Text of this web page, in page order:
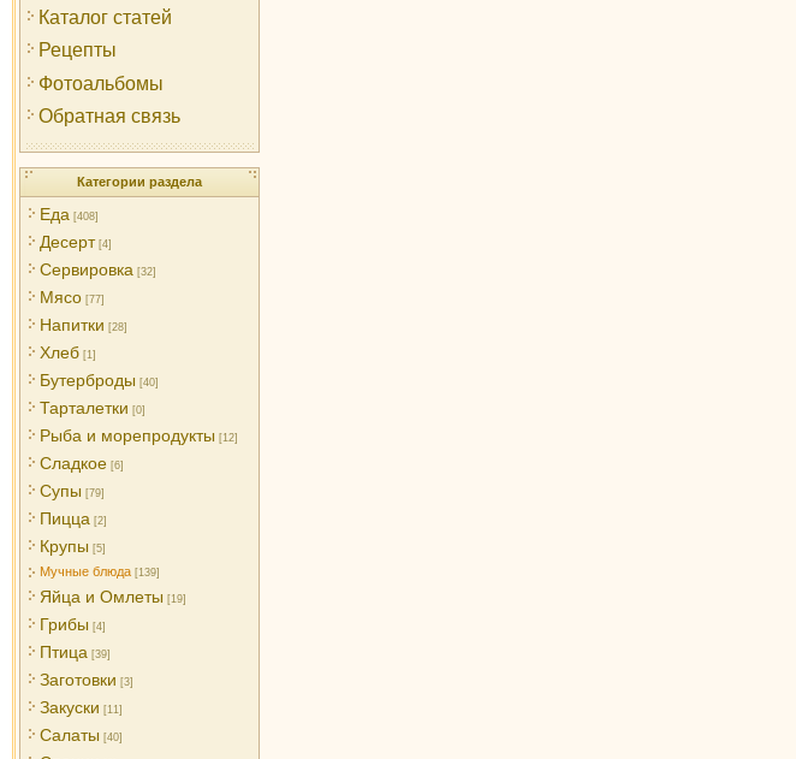
Каталог статей
Рецепты
Фотоальбомы
Обратная связь
Категории раздела
Еда [408]
Десерт [4]
Сервировка [32]
Мясо [77]
Напитки [28]
Хлеб [1]
Бутерброды [40]
Тарталетки [0]
Рыба и морепродукты [12]
Сладкое [6]
Супы [79]
Пицца [2]
Крупы [5]
Мучные блюда [139]
Яйца и Омлеты [19]
Грибы [4]
Птица [39]
Заготовки [3]
Закуски [11]
Салаты [40]